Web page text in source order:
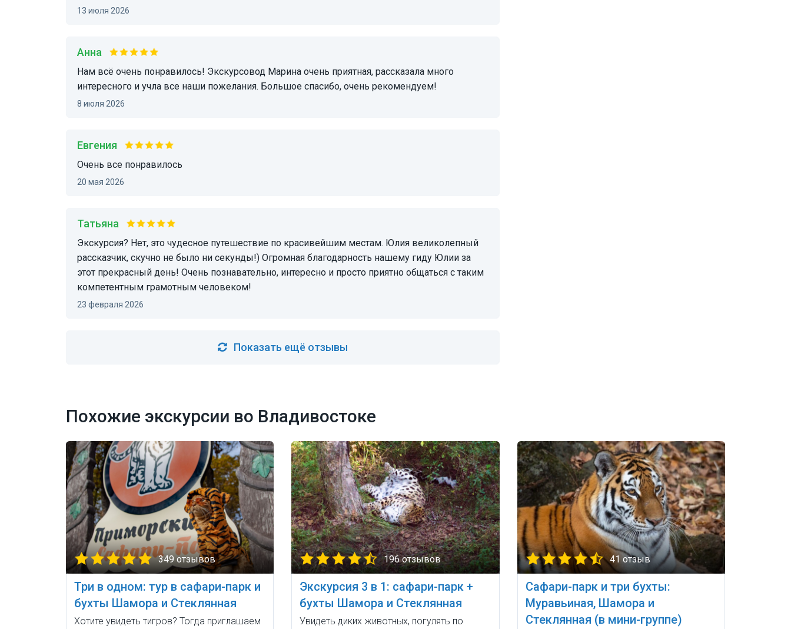
13 июля 2026
Анна
Нам всё очень понравилось! Экскурсовод Марина очень приятная, рассказала много
интересного и учла все наши пожелания. Большое спасибо, очень рекомендуем!
8 июля 2026
Евгения
очень все понравилось
20 мая 2026
Татьяна
Экскурсия? Нет, это чудесное путешествие по красивейшим местам. Юлия великолепный
рассказчик, скучно не было ни секунды!) Огромная благодарность нашему гиду Юлии за
этот прекрасный день! Очень познавательно, интересно и просто приятно общаться с таким
компетентным грамотным человеком!
23 февраля 2026
Показать ещё отзывы
Похожие экскурсии во Владивостоке
349 отзывов
Три в одном: тур в сафари-парк и
бухты Шамора и Стеклянная
Хотите увидеть тигров? Тогда приглашаем
196 отзывов
Экскурсия 3 в 1: сафари-парк +
бухты Шамора и Стеклянная
Увидеть диких животных, погулять по
41 отзыв
Сафари-парк и три бухты:
Муравьиная, Шамора и
Стеклянная (в мини-группе)